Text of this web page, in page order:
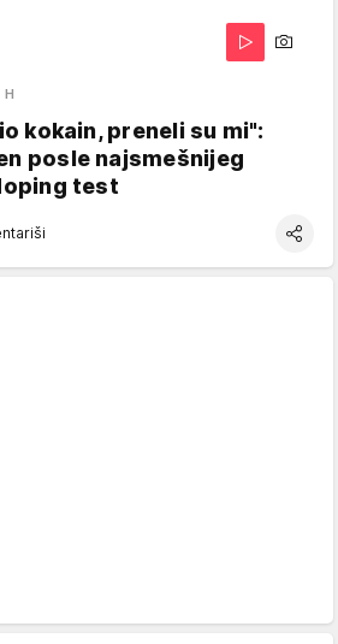
H
kokain, preneli su mi":
posle najsmešnijeg
test